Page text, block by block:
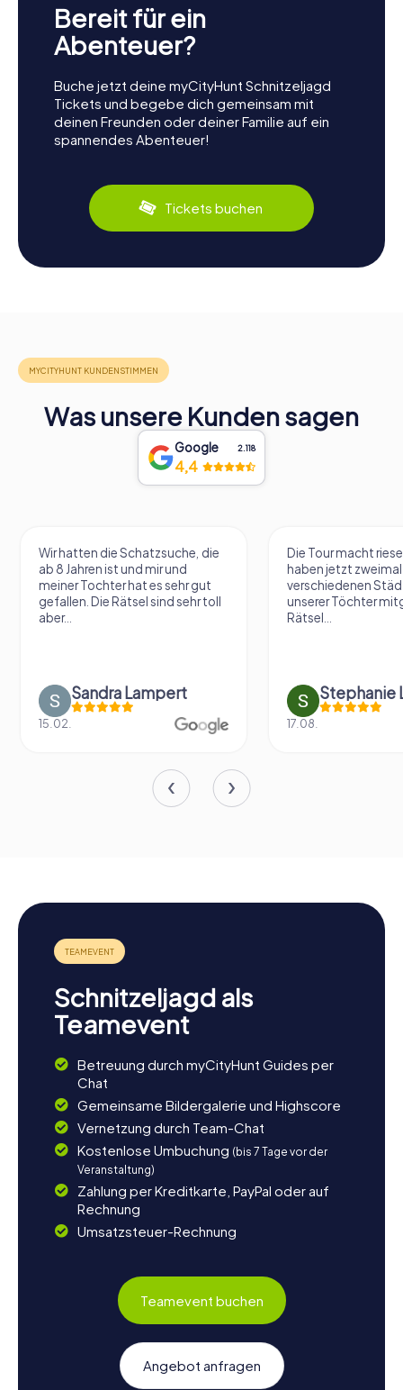
Bereit für ein
Abenteuer?
Buche jetzt deine myCityHunt Schnitzeljagd
Tickets und begebe dich gemeinsam mit
deinen Freunden oder deiner Familie auf ein
spannendes Abenteuer!
Tickets buchen
Was unsere Kunden sagen
Google 2.118
4,4
Wir hatten die Schatzsuche, die
ab 8 Jahren ist und mir und
meiner Tochter hat es sehr gut
gefallen. Die Rätsel sind sehr toll
aber...
Sandra Lampert
15.02.
Die Tour macht
haben jetzt zweimal
verschiedenen
unserer Töchter
Rätsel...
Stephanie
17.08.
Schnitzeljagd als
Teamevent
Betreuung durch myCityHunt Guides per
Chat
Gemeinsame Bildergalerie und Highscore
Vernetzung durch Team-Chat
Kostenlose Umbuchung (bis 7 Tage vor der
Veranstaltung)
Zahlung per Kreditkarte, PayPal oder auf
Rechnung
Umsatzsteuer-Rechnung
Teamevent buchen
Angebot anfragen